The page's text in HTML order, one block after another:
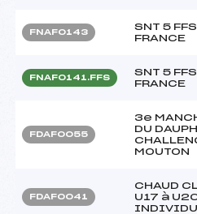
FNAF0143
SNT 5
FRANCE
FNAF0141.FFS
SNT 5
FRANCE
FDAF0055
3e
DU
MOUTON
FDAF0041
CHAUD
U17 à